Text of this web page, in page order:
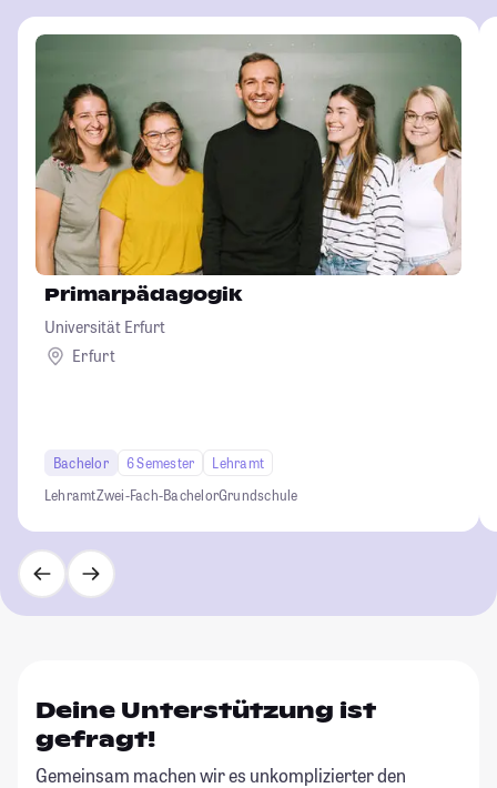
Primarpädagogik
Universität Erfurt
Erfurt
Bachelor 6 Semester
Lehramt
LehramtZwei-Fach-BachelorGrundschule
Deine Unterstützung ist
gefragt!
Gemeinsam machen wir es unkomplizierter den